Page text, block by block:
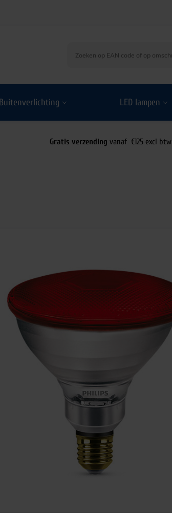
Buitenverlichting LED lampen
Gratis verzending vanaf €125 excl btw